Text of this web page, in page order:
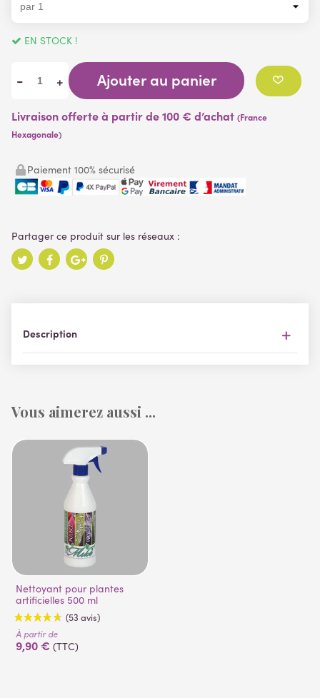
EN STOCK !
- + Ajouter au panier
Livraison offerte à partir de 100 € d’achat (France
Hexagonale)
Paiement 100% sécurisé
Description
Vous aimerez aussi ...
Nettoyant pour plantes
artificielles 500 ml
À partir de
9,90 € (TTC)